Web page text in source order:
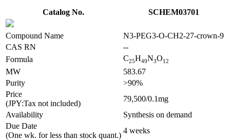
Catalog No. SCHEM03701
Compound Name
N3-PEG3-O-CH2-27-crown-9
CAS RN
--
Formula
C25H49N3O12
MW
583.67
Purity
>90%
Price
(JPY:Tax not included)
79,500/0.1mg
Availability
Synthesis on demand
Due Date
(One wk. for less than stock quant.)
4 weeks